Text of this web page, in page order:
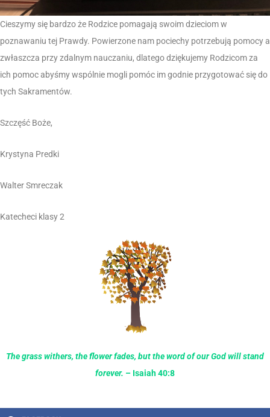
Cieszymy się bardzo że Rodzice pomagają swoim dzieciom w
poznawaniu tej Prawdy. Powierzone nam pociechy potrzebują pomocy a
zwłaszcza przy zdalnym nauczaniu, dlatego dziękujemy Rodzicom za
ich pomoc abyśmy wspólnie mogli pomóc im godnie przygotować się do
tych Sakramentów.
Szczęść Boże,
Krystyna Predki
Walter Smreczak
Katecheci klasy 2
The grass withers, the flower fades, but the word of our God will stand
forever. – Isaiah 40:8